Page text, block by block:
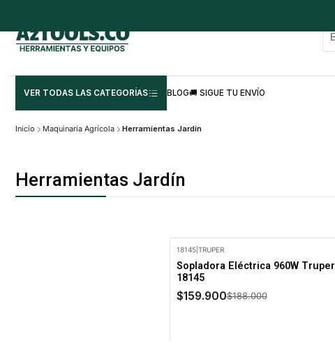
VER TODAS LAS CATEGORÍAS BLOG🚚 SIGUE TU ENVÍO
Inicio Maquinaria Agrícola Herramientas Jardín
Herramientas Jardín
18145| TRUPER
Sopladora Eléctrica 960W Truper
18145
$159.900$188.000